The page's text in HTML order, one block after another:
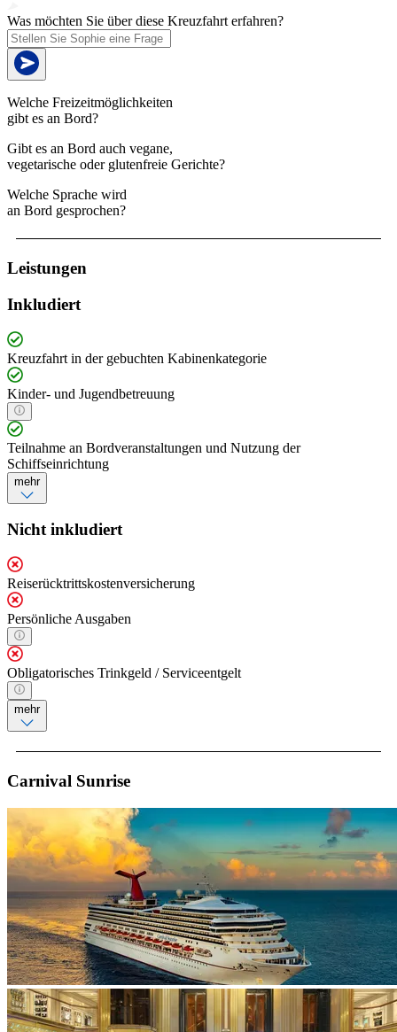
Was möchten Sie über diese Kreuzfahrt erfahren?
Welche Freizeitmöglichkeiten
gibt es an Bord?
Gibt es an Bord auch vegane,
vegetarische oder glutenfreie Gerichte?
Welche Sprache wird
an Bord gesprochen?
Leistungen
Inkludiert
Kreuzfahrt in der gebuchten Kabinenkategorie
Kinder- und Jugendbetreuung
Teilnahme an Bordveranstaltungen und Nutzung der
Schiffseinrichtung
mehr
Nicht inkludiert
Reiserücktrittskostenversicherung
Persönliche Ausgaben
Obligatorisches Trinkgeld / Serviceentgelt
mehr
Carnival Sunrise